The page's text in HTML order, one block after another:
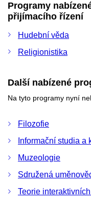
Programy
přijímacího řízení
Hudební věda
Religionistika
Další nabízené
Na tyto programy nyní
Filozofie
Informační studia a
Muzeologie
Sdružená
Teorie